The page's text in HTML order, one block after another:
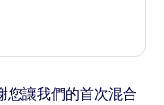
您讓我們的首次混合